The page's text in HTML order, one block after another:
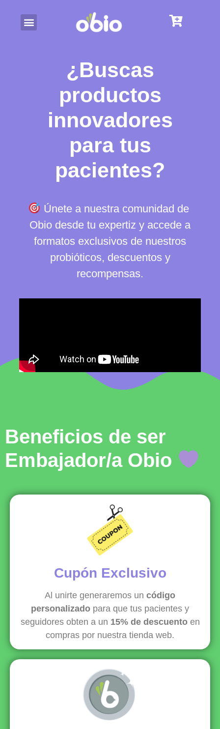
¿Buscas
productos
innovadores
para tus
pacientes?​
Únete a nuestra comunidad de
Obio desde tu expertiz y accede a
formatos exclusivos de nuestros
probióticos, descuentos y
recompensas.
Beneficios de ser
Embajador/a Obio
Cupón Exclusivo
Al unirte generaremos un código
personalizado para que tus pacientes y
seguidores obten a un 15% de descuentoen
compras por nuestra tienda web.